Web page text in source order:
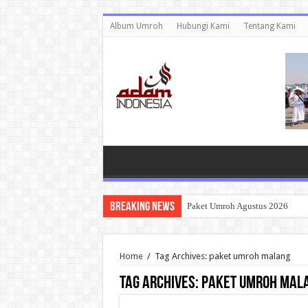
Album Umroh Hubungi Kami Tentang Kami
Breaking News Paket Umroh Agustus 2026
Home / Tag Archives: paket umroh malang
Tag Archives: paket umroh